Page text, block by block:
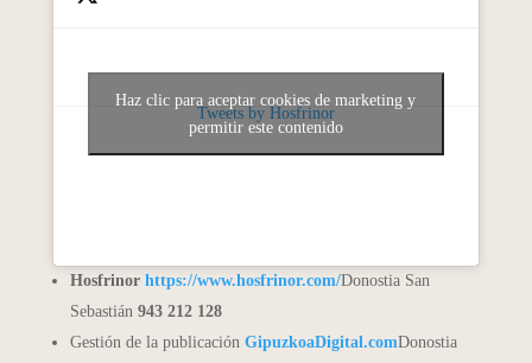
Tweets by Hosfrinor
Haz clic para aceptar cookies de marketing y
permitir este contenido
Hosfrinor https://www.hosfrinor.com/Donostia San
Sebastián 943 212 128
Gestión de la publicación GipuzkoaDigital.comDonostia